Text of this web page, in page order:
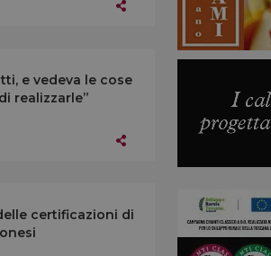
e vedeva le cose
realizzarle”
certificazioni di